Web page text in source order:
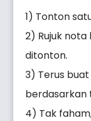
1) Tonton
2) Rujuk
ditonton.
3) Terus
berdasarkan
4) Tak